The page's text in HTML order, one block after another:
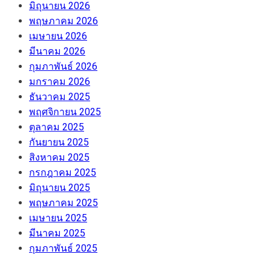
มิถุนายน 2026
พฤษภาคม 2026
เมษายน 2026
มีนาคม 2026
กุมภาพันธ์ 2026
มกราคม 2026
ธันวาคม 2025
พฤศจิกายน 2025
ตุลาคม 2025
กันยายน 2025
สิงหาคม 2025
กรกฎาคม 2025
มิถุนายน 2025
พฤษภาคม 2025
เมษายน 2025
มีนาคม 2025
กุมภาพันธ์ 2025